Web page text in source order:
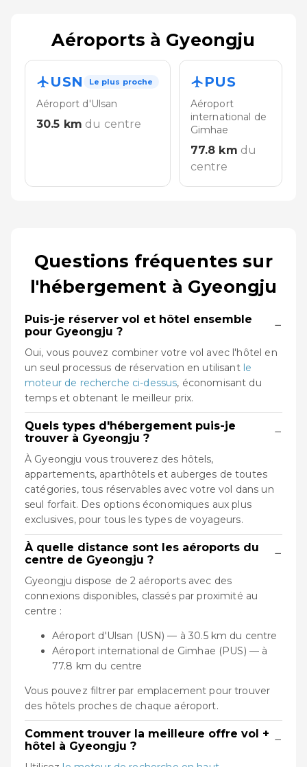
Aéroports à Gyeongju
USN Le plus proche
Aéroport d'Ulsan
30.5 km du centre
PUS
Aéroport
international de
Gimhae
77.8 km du
centre
Questions fréquentes sur
l'hébergement à Gyeongju
Puis-je réserver vol et hôtel ensemble
pour Gyeongju ?
−
Oui, vous pouvez combiner votre vol avec l'hôtel en
un seul processus de réservation en utilisant le
moteur de recherche ci-dessus, économisant du
temps et obtenant le meilleur prix.
Quels types d'hébergement puis-je
trouver à Gyeongju ?
−
À Gyeongju vous trouverez des hôtels,
appartements, aparthôtels et auberges de toutes
catégories, tous réservables avec votre vol dans un
seul forfait. Des options économiques aux plus
exclusives, pour tous les types de voyageurs.
À quelle distance sont les aéroports du
centre de Gyeongju ?
−
Gyeongju dispose de 2 aéroports avec des
connexions disponibles, classés par proximité au
centre :
Aéroport d'Ulsan (USN) — à 30.5 km du centre
Aéroport international de Gimhae (PUS) — à
77.8 km du centre
Vous pouvez filtrer par emplacement pour trouver
des hôtels proches de chaque aéroport.
Comment trouver la meilleure offre vol +
hôtel à Gyeongju ?
−